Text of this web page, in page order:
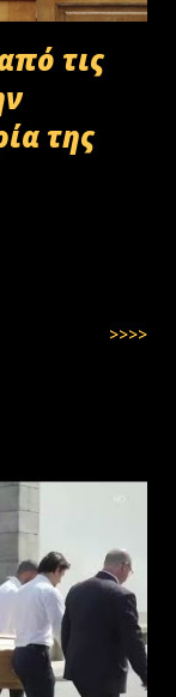
τις
της
>>>>